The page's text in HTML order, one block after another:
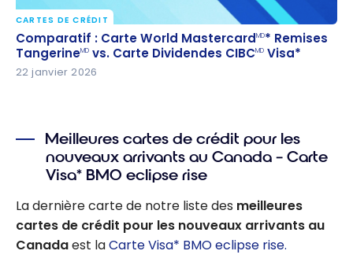
Comparatif : Carte World Mastercard MD* Remises
TangerineMD vs. Carte Dividendes CIBCMDVisa*
CARTES DE CRÉDIT
Comparatif : Carte World MastercardMD* Remises
TangerineMD vs. Carte Dividendes CIBCMD Visa*
22 janvier 2026
Meilleures cartes de crédit pour les
nouveaux arrivants au Canada – Carte
Visa* BMO eclipse rise
La dernière carte de notre liste des meilleures
cartes de crédit pour les nouveaux arrivants au
Canadaest laCarte Visa* BMO eclipse rise.